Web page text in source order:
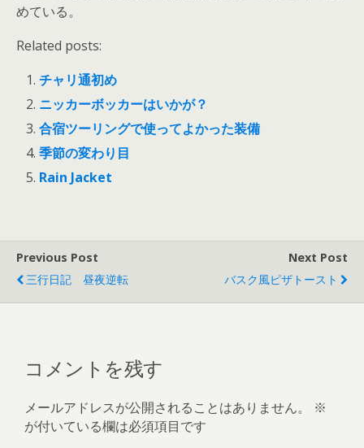
めている。
Related posts:
チャリ通初め
ニッカーボッカーはいかが？
合宿ツーリングで使ってよかった装備
季節の変わり目
Rain Jacket
Previous Post
三行日記 昼夜逆転
Next Post
バスク風ピザトースト
コメントを残す
メールアドレスが公開されることはありません。
※
が付いている欄は必須項目です